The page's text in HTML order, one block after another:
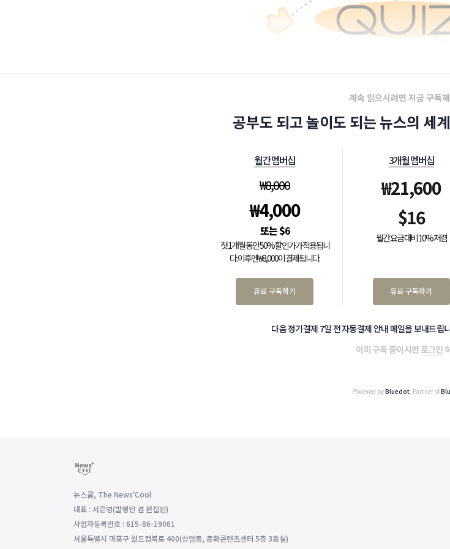
계속 읽으시려면 지금 구독
공부도 되고 놀이도 되는 뉴스의 세
월간 멤버십
₩8,000
₩4,000
$6
첫 1개월 동안 50% 할인가가 적용됩니
다. 이후엔 ₩8,000이 결제됩니다.
유료 구독하기
3개월 멤버십
₩21,600
$16
월간 요금 대비 10% 저렴
유료 구독하기
다음 정기결제 7일 전 자동결제 안내 메일을 보내드립
이미 구독 중이시면 로그인
Powered byBluedot , Partner of
뉴스쿨, The News'Cool
대표 : 서은영(발행인 겸 편집인)
사업자등록번호 : 615-86-19061
서울특별시 마포구 월드컵북로 400(상암동, 문화콘텐츠센터 5층 3호실)